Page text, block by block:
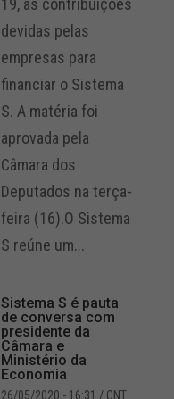
19, as contribuições
devidas pelas
empresas para
financiar o Sistema
S. A matéria foi
aprovada pela
Câmara dos
Deputados na terça-
feira (16).O Sistema
S reúne um...
Sistema S é pauta
de conversa com
presidente da
Câmara e
Ministério da
Economia
26/05/2020 - 16:31 / CNT